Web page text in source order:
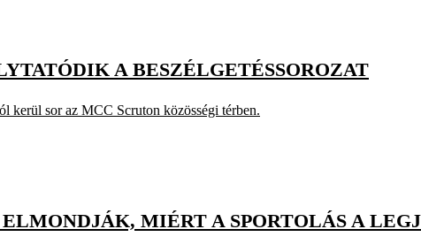
A BESZÉLGETÉSSOROZAT
kerül sor az MCC Scruton közösségi térben.
MIÉRT A SPORTOLÁS A